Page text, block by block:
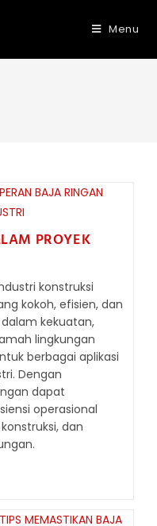
Menu
PROYEK
konstruksi
kokoh, efisien, dan
kekuatan,
lingkungan
berbagai aplikasi
Dengan
dapat
operasional
dan